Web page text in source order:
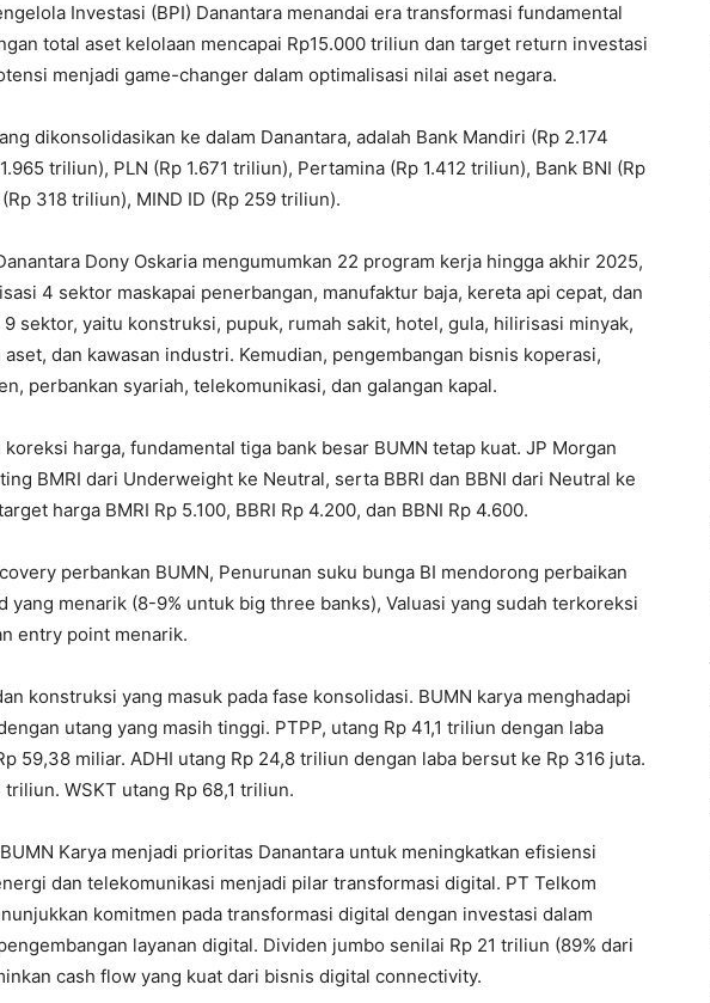
Investasi (BPI) Danantara menandai era transformasi fundamental
total aset kelolaan mencapai Rp15.000 triliun dan target return investasi
menjadi game-changer dalam optimalisasi nilai aset negara.
dikonsolidasikan ke dalam Danantara, adalah Bank Mandiri (Rp 2.174
triliun), PLN (Rp 1.671 triliun), Pertamina (Rp 1.412 triliun), Bank BNI (Rp
318 triliun), MIND ID (Rp 259 triliun).
Dony Oskaria mengumumkan 22 program kerja hingga akhir 2025,
4 sektor maskapai penerbangan, manufaktur baja, kereta api cepat, dan
sektor, yaitu konstruksi, pupuk, rumah sakit, hotel, gula, hilirisasi minyak,
dan kawasan industri. Kemudian, pengembangan bisnis koperasi,
perbankan syariah, telekomunikasi, dan galangan kapal.
harga, fundamental tiga bank besar BUMN tetap kuat. JP Morgan
BMRI dari Underweight ke Neutral, serta BBRI dan BBNI dari Neutral ke
harga BMRI Rp 5.100, BBRI Rp 4.200, dan BBNI Rp 4.600.
perbankan BUMN, Penurunan suku bunga BI mendorong perbaikan
yang menarik (8-9% untuk big three banks), Valuasi yang sudah terkoreksi
entry point menarik.
konstruksi yang masuk pada fase konsolidasi. BUMN karya menghadapi
utang yang masih tinggi. PTPP, utang Rp 41,1 triliun dengan laba
59,38 miliar. ADHI utang Rp 24,8 triliun dengan laba bersut ke Rp 316 juta.
WSKT utang Rp 68,1 triliun.
Karya menjadi prioritas Danantara untuk meningkatkan efisiensi
dan telekomunikasi menjadi pilar transformasi digital. PT Telkom
komitmen pada transformasi digital dengan investasi dalam
layanan digital. Dividen jumbo senilai Rp 21 triliun (89% dari
cash flow yang kuat dari bisnis digital connectivity.